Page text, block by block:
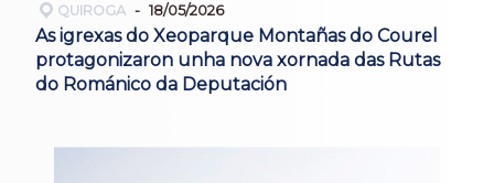
QUIROGA 18/05/2026
As igrexas do Xeoparque Montañas do Courel
protagonizaron unha nova xornada das Rutas
do Románico da Deputación